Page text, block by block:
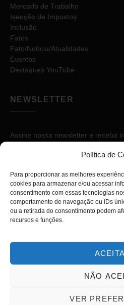
Política de
Para proporcionar as melhores
cookies para armazenar e/ou acessar
consentimento com essas tecnologias
comportamento de navegação ou IDs
ou a retirada do consentimento podem
recursos e funções.
NÃO
VER
Mercado de Trabalho
Isenção de Impostos
Inclusão
Fatos
Fato/Notícia/Atualidades
Eventos
Destaques YouTube
NEWSLETTER
Assine nossa newsletter e receba
Copyright © 2026. Diário PcD.